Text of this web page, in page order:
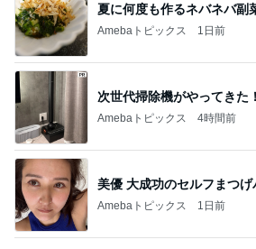
夏に何度も作るネバネバ副
Amebaトピックス 1日前
次世代掃除機がやってきた
Amebaトピックス 4時間前
美優 大成功のセルフまつげ
Amebaトピックス 1日前